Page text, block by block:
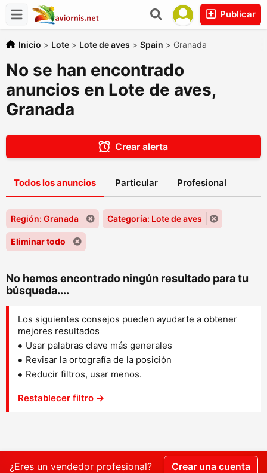
Publicar
Inicio > Lote > Lote de aves > Spain > Granada
No se han encontrado
anuncios en Lote de aves,
Granada
Crear alerta
Todos los anuncios Particular Profesional
Región: Granada Categoría: Lote de aves
Eliminar todo
No hemos encontrado ningún resultado para tu
búsqueda....
Los siguientes consejos pueden ayudarte a obtener
mejores resultados
Usar palabras clave más generales
Revisar la ortografía de la posición
Reducir filtros, usar menos.
Restablecer filtro →
¿Eres un vendedor profesional? Crear una cuenta